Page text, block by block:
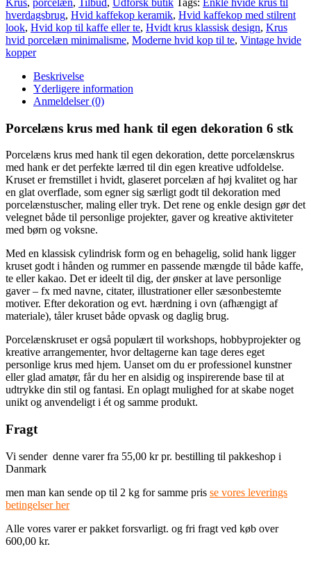
egen
dekoration
6
stk
antal
hverdagsbrug, Hvid kaffekop keramik, Hvid kaffekop med stilrent
look, Hvid kop til kaffe eller te, Hvidt krus klassisk design, Krus
hvid porcelæn minimalisme, Moderne hvid kop til te, Vintage hvide
kopper
Beskrivelse
Yderligere information
Anmeldelser (0)
Porcelæns krus med hank til egen dekoration 6 stk
Porcelæns krus med hank til egen dekoration, dette porcelænskrus
med hank er det perfekte lærred til din egen kreative udfoldelse.
Kruset er fremstillet i hvidt, glaseret porcelæn af høj kvalitet og har
en glat overflade, som egner sig særligt godt til dekoration med
porcelænstuscher, maling eller tryk. Det rene og enkle design gør det
velegnet både til personlige projekter, gaver og kreative aktiviteter
med børn og voksne.
Med en klassisk cylindrisk form og en behagelig, solid hank ligger
kruset godt i hånden og rummer en passende mængde til både kaffe,
te eller kakao. Det er ideelt til dig, der ønsker at lave personlige
gaver – fx med navne, citater, illustrationer eller sæsonbestemte
motiver. Efter dekoration og evt. hærdning i ovn (afhængigt af
materiale), tåler kruset både opvask og daglig brug.
Porcelænskruset er også populært til workshops, hobbyprojekter og
kreative arrangementer, hvor deltagerne kan tage deres eget
personlige krus med hjem. Uanset om du er professionel kunstner
eller glad amatør, får du her en alsidig og inspirerende base til at
udtrykke din stil og fantasi. En oplagt mulighed for at skabe noget
unikt og anvendeligt i ét og samme produkt.
Fragt
Vi sender denne varer fra 55,00 kr pr. bestilling til pakkeshop i
Danmark
men man kan sende op til 2 kg for samme pris se vores leverings
betingelser her
Alle vores varer er pakket forsvarligt. og fri fragt ved køb over
600,00 kr.